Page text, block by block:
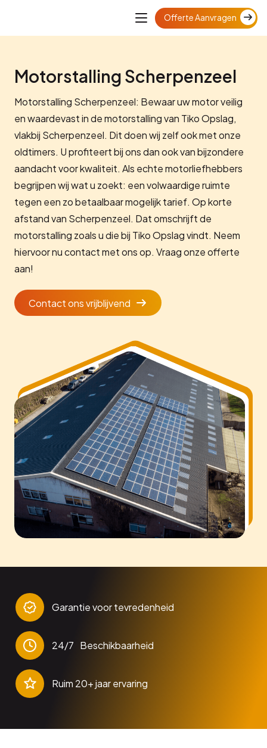
Offerte Aanvragen
Motorstalling Scherpenzeel
Motorstalling Scherpenzeel: Bewaar uw motor veilig
en waardevast in de motorstalling van Tiko Opslag,
vlakbij Scherpenzeel. Dit doen wij zelf ook met onze
oldtimers. U profiteert bij ons dan ook van bijzondere
aandacht voor kwaliteit. Als echte motorliefhebbers
begrijpen wij wat u zoekt: een volwaardige ruimte
tegen een zo betaalbaar mogelijk tarief. Op korte
afstand van Scherpenzeel. Dat omschrijft de
motorstalling zoals u die bij Tiko Opslag vindt. Neem
hiervoor nu contact met ons op. Vraag onze offerte
aan!
Contact ons vrijblijvend
Garantie voor tevredenheid
24/7 Beschikbaarheid
Ruim 20+ jaar ervaring